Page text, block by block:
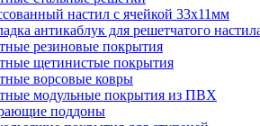
настил с ячейкой 33х11мм
антикаблук для решетчатого
резиновые покрытия
щетинистые покрытия
ворсовые ковры
модульные покрытия из ПВХ
поддоны